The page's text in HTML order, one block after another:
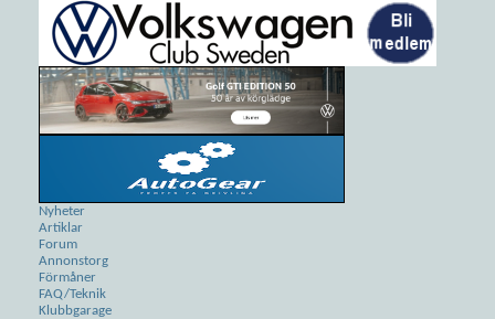
Nyheter
Artiklar
Forum
Annonstorg
Förmåner
FAQ/Teknik
Klubbgarage